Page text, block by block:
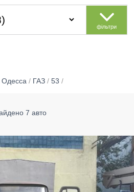
фільтри
Одесса / ГАЗ / 53 /
7 авто